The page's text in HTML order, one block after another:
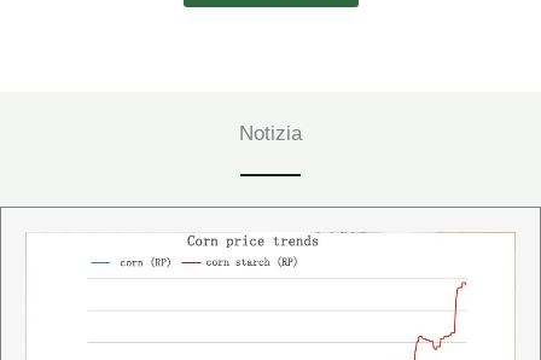
Notizia